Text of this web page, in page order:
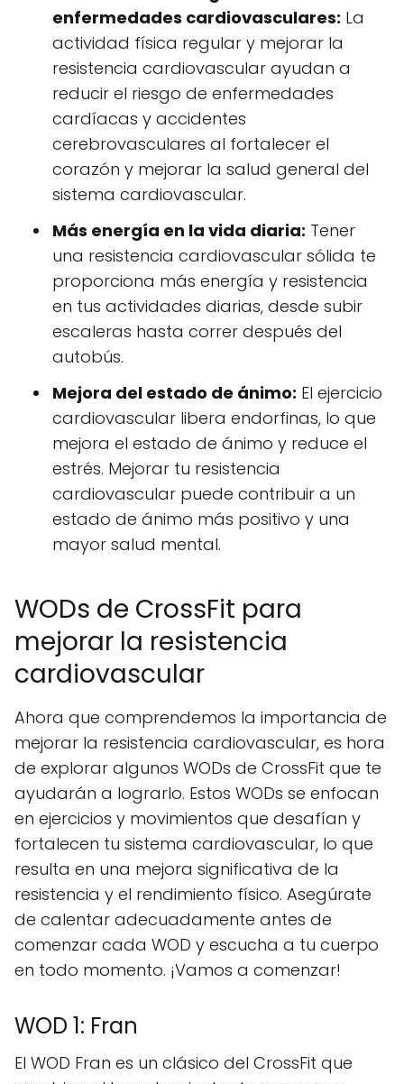
enfermedades cardiovasculares: La
actividad física regular y mejorar la
resistencia cardiovascular ayudan a
reducir el riesgo de enfermedades
cardíacas y accidentes
cerebrovasculares al fortalecer el
corazón y mejorar la salud general del
sistema cardiovascular.
Más energía en la vida diaria: Tener
una resistencia cardiovascular sólida te
proporciona más energía y resistencia
en tus actividades diarias, desde subir
escaleras hasta correr después del
autobús.
Mejora del estado de ánimo: El ejercicio
cardiovascular libera endorfinas, lo que
mejora el estado de ánimo y reduce el
estrés. Mejorar tu resistencia
cardiovascular puede contribuir a un
estado de ánimo más positivo y una
mayor salud mental.
WODs de CrossFit para
mejorar la resistencia
cardiovascular
Ahora que comprendemos la importancia de
mejorar la resistencia cardiovascular, es hora
de explorar algunos WODs de CrossFit que te
ayudarán a lograrlo. Estos WODs se enfocan
en ejercicios y movimientos que desafían y
fortalecen tu sistema cardiovascular, lo que
resulta en una mejora significativa de la
resistencia y el rendimiento físico. Asegúrate
de calentar adecuadamente antes de
comenzar cada WOD y escucha a tu cuerpo
en todo momento. ¡Vamos a comenzar!
WOD 1: Fran
El WOD Fran es un clásico del CrossFit que